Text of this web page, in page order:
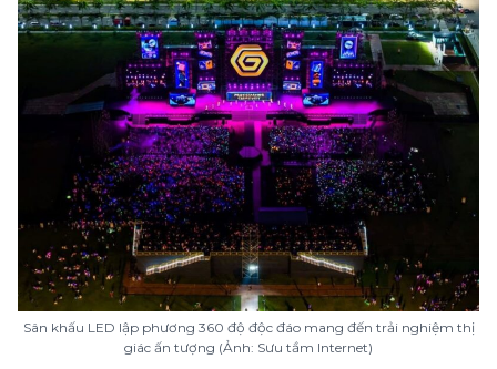
Sân khấu LED lập phương 360 độ độc đáo mang đến trải nghiệm thị
giác ấn tượng (Ảnh: Sưu tầm Internet)